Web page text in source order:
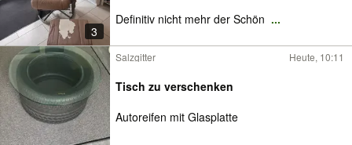
3
Definitiv nicht mehr der Schön ...
Salzgitter Heute, 10:11
Tisch zu verschenken
Autoreifen mit Glasplatte